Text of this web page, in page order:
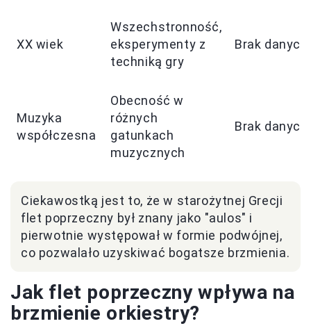
XX wiek
Wszechstronność,
eksperymenty z
techniką gry
Brak danych
Muzyka
współczesna
Obecność w
różnych
gatunkach
muzycznych
Brak danych
Ciekawostką jest to, że w starożytnej Grecji
flet poprzeczny był znany jako "aulos" i
pierwotnie występował w formie podwójnej,
co pozwalało uzyskiwać bogatsze brzmienia.
Jak flet poprzeczny wpływa na
brzmienie orkiestry?